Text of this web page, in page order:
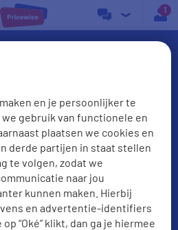
en je persoonlijker te
gebruik van functionele en
plaatsen we cookies en
derde partijen in staat stellen
te volgen, zodat we
naar jou
kunnen maken. Hierbij
en advertentie-identifiers
“Oké” klikt, dan ga je hiermee
a
bellen?
beste deals